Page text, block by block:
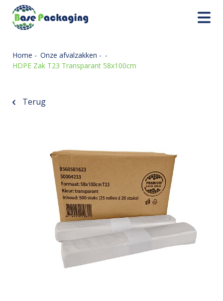
Onze zakken
Home - Onze afvalzakken - -
HDPE Zak T23 Transparant 58x100cm
Terug